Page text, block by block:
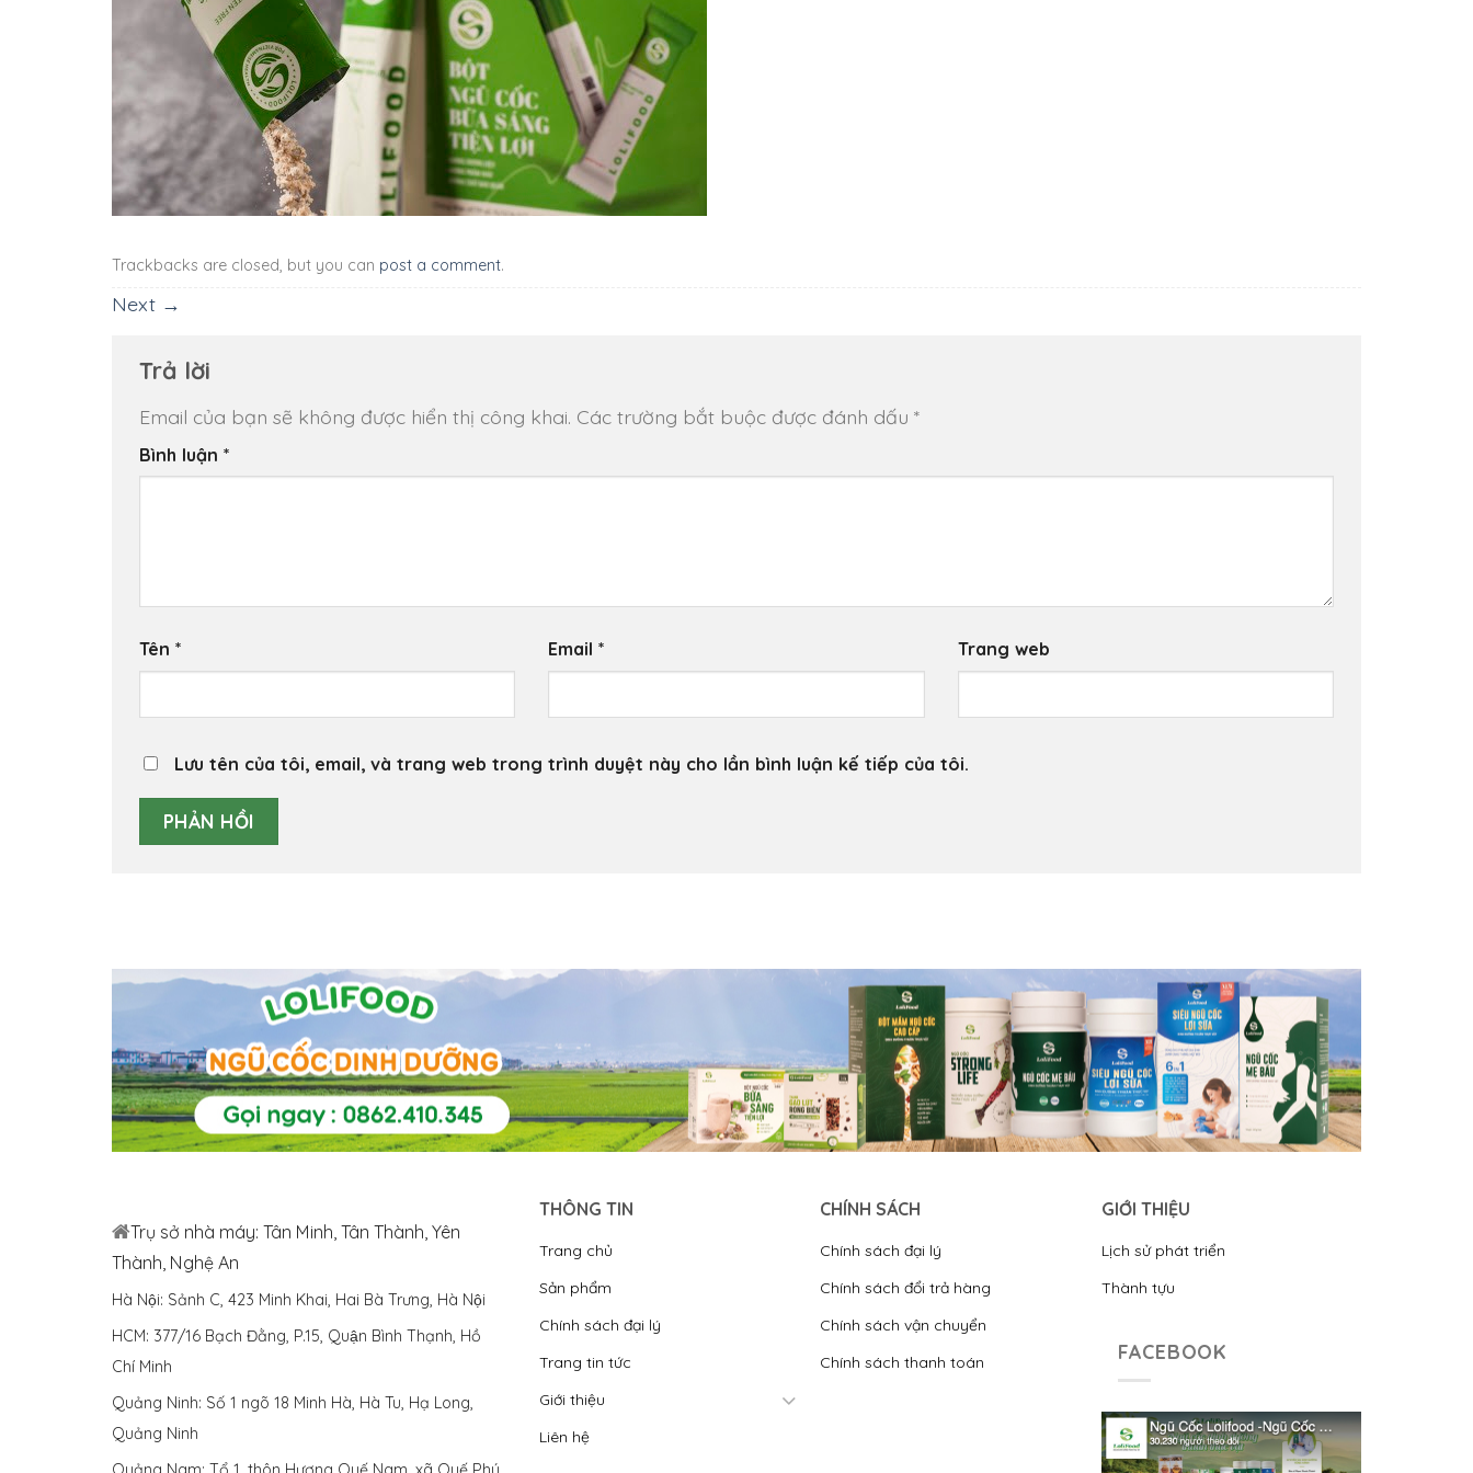
Trackbacks are closed, but you can post a comment.
Next →
Trả lời
Email của bạn sẽ không được hiển thị công khai. Các trường bắt buộc được đánh dấu *
Bình luận *
Tên * Email* Trang web
Lưu tên của tôi, email, và trang web trong trình duyệt này cho lần bình luận kế tiếp của tôi.
Trụ sở nhà máy: Tân Minh, Tân Thành, Yên
Thành, Nghệ An
Hà Nội: Sảnh C, 423 Minh Khai, Hai Bà Trưng, Hà Nội
HCM: 377/16 Bạch Đằng, P.15, Quận Bình Thạnh, Hồ
Chí Minh
Quảng Ninh: Số 1 ngõ 18 Minh Hà, Hà Tu, Hạ Long,
Quảng Ninh
THÔNG TIN
Trang chủ
Sản phẩm
Chính sách đại lý
Trang tin tức
Giới thiệu
Liên hệ
CHÍNH SÁCH
Chính sách đại lý
Chính sách đổi trả hàng
Chính sách vận chuyển
Chính sách thanh toán
GIỚI THIỆU
Lịch sử phát triển
Thành tựu
FACEBOOK